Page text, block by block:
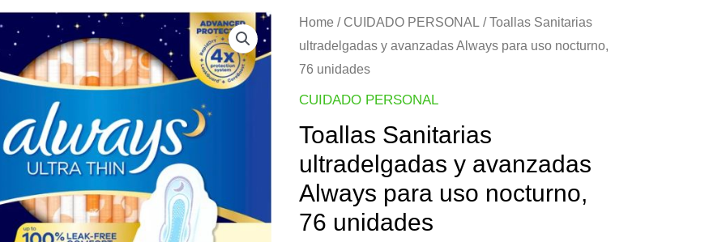
Home / CUIDADO PERSONAL / Toallas Sanitarias
ultradelgadas y avanzadas Always para uso nocturno,
76 unidades
CUIDADO PERSONAL
Toallas Sanitarias
ultradelgadas y avanzadas
Always para uso nocturno,
76 unidades